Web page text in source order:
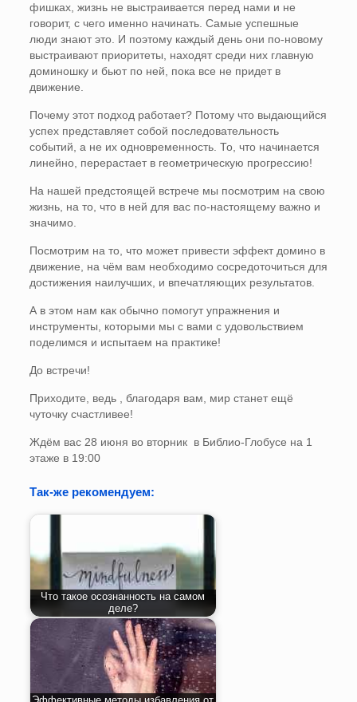
фишках, жизнь не выстраивается перед нами и не
говорит, с чего именно начинать. Самые успешные
люди знают это. И поэтому каждый день они по-новому
выстраивают приоритеты, находят среди них главную
доминошку и бьют по ней, пока все не придет в
движение.
Почему этот подход работает? Потому что выдающийся
успех представляет собой последовательность
событий, а не их одновременность. То, что начинается
линейно, перерастает в геометрическую прогрессию!
На нашей предстоящей встрече мы посмотрим на свою
жизнь, на то, что в ней для вас по-настоящему важно и
значимо.
Посмотрим на то, что может привести эффект домино в
движение, на чём вам необходимо сосредоточиться для
достижения наилучших, и впечатляющих результатов.
А в этом нам как обычно помогут упражнения и
инструменты, которыми мы с вами с удовольствием
поделимся и испытаем на практике!
До встречи!
Приходите, ведь , благодаря вам, мир станет ещё
чуточку счастливее!
Ждём вас 28 июня во вторник в Библио-Глобусе на 1
этаже в 19:00
Так-же рекомендуем:
Что такое осознанность на самом
деле?